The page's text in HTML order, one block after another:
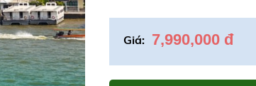
Giá: 7,990,000 đ